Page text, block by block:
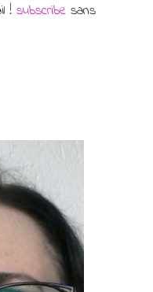
! subscribe sans